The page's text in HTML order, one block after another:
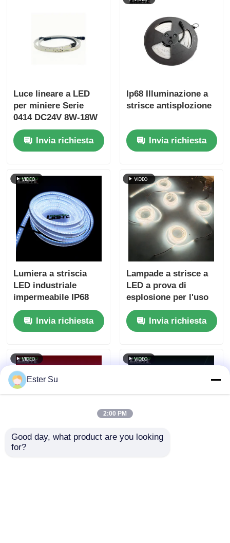
Luce lineare a LED
per miniere Serie
0414 DC24V 8W-18W
IP68 Striscia
industriale
impermeabile RGB
Invia richiesta
Ip68 Illuminazione a
strisce antisplozione
Invia richiesta
Lumiera a striscia
LED industriale
impermeabile IP68
Invia richiesta
Lampade a strisce a
LED a prova di
esplosione per l'uso
in galleria e in
minieraInvia richiesta
Ester Su
2:00 PM
Good day, what product are you looking
for?